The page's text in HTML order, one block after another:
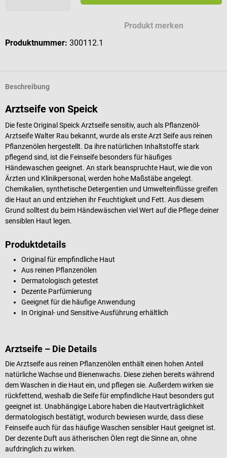
Produkt merken
Produktnummer: 300112.1
Beschreibung
Arztseife von Speick
Die feste Original Speick Arztseife sensitiv, auch als Pflanzenöl-
Arztseife Walter Rau bekannt, wurde als erste Arzt Seife aus reinen
Pflanzenölen hergestellt. Da ihre natürlichen Inhaltstoffe stark
pflegend sind, ist die Feinseife besonders für häufiges
Händewaschen geeignet. An stark beanspruchte Haut, wie die von
Ärzten und Klinikpersonal, werden hohe Maßstäbe angelegt.
Chemikalien, synthetische Detergentien und Umwelteinflüsse greifen
die Haut an und entziehen ihr Feuchtigkeit und Fett. Aus diesem
Grund solltest du beim Händewäschen viel Wert auf die Pflege deiner
sensiblen Haut legen.
Produktdetails
Original für empfindliche Haut
Aus reinen Pflanzenölen
Dermatologisch getestet
Dezente Parfümierung
Geeignet für die häufige Anwendung
In Original- und Sensitive-Ausführung erhältlich
Arztseife – Die Details
Die Arztseife aus reinen Pflanzenölen enthält einen hohen Anteil
natürliche Wachse und Bienenwachs. Diese ziehen bereits während
dem Waschen in die Haut ein, und pflegen sie. Außerdem wirken sie
rückfettend, weshalb die Seife für empfindliche Haut besonders gut
geeignet ist. Unabhängige Labore haben die Hautverträglichkeit
dermatologisch bestätigt, wodurch bewiesen wurde, dass diese
Feinseife auch für das häufige Waschen sensibler Haut geeignet ist.
Der dezente Duft aus ätherischen Ölen regt die Sinne an, ohne
aufdringlich zu wirken.